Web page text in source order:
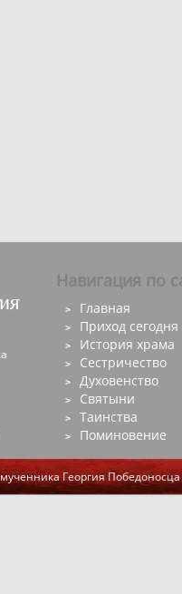
Навигация по
Главная
Приход сегодня
История храма
Сестричество
Духовенство
Святыни
Таинства
Поминовение
Георгия Победоносца